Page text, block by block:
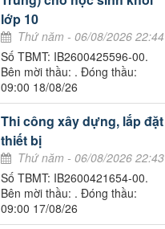
lớp 10
Thứ năm - 06/08/2026 22:44
Số TBMT: IB2600425596-00.
Bên mời thầu: . Đóng thầu:
09:00 18/08/26
Thi công xây dựng, lắp đặt
thiết bị
Thứ năm - 06/08/2026 22:43
Số TBMT: IB2600421654-00.
Bên mời thầu: . Đóng thầu:
09:00 17/08/26